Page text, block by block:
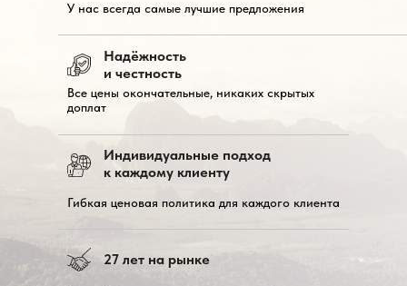
27 лет на рынке
Надёжность
и честность
Индивидуальные подход
к каждому клиенту
У нас всегда самые лучшие предложения
Все цены окончательные, никаких скрытых
доплат
Гибкая ценовая политика для каждого клиента